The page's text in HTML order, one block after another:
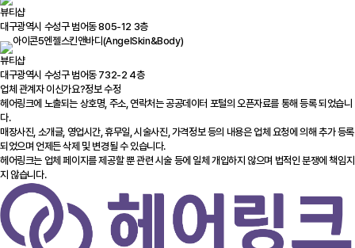
뷰티샵
대구광역시 수성구 범어동 805-12 3층
엔젤스킨앤바디(AngelSkin&Body)
뷰티샵
대구광역시 수성구 범어동 732-2 4층
업체 관계자 이신가요?정보 수정
헤어링크에 노출되는 상호명, 주소, 연락처는 공공데이터 포털의 오픈자료를 통해 등록 되었습니
다.
매장사진, 소개글, 영업시간, 휴무일, 시술사진, 가격정보 등의 내용은 업체 요청에 의해 추가 등록
되었으며 언제든 삭제 및 변경될 수 있습니다.
헤어링크는 업체 페이지를 제공할 뿐 관련 시술 등에 일체 개입하지 않으며 법적인 분쟁에 책임지
지 않습니다.